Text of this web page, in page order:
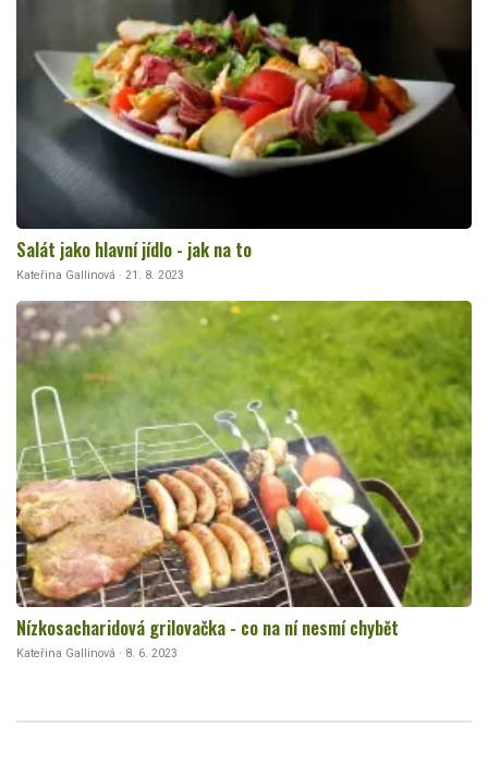
Salát jako hlavní jídlo - jak na to
Kateřina Gallinová · 21. 8. 2023
Nízkosacharidová grilovačka - co na ní nesmí chybět
Kateřina Gallinová · 8. 6. 2023